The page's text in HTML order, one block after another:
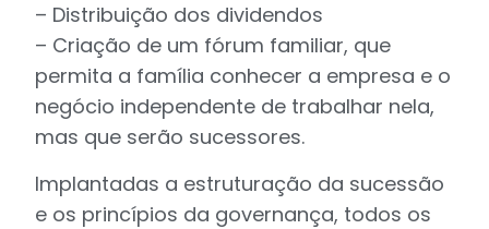
– Distribuição dos dividendos
– Criação de um fórum familiar, que
permita a família conhecer a empresa e o
negócio independente de trabalhar nela,
mas que serão sucessores.
Implantadas a estruturação da sucessão
e os princípios da governança, todos os